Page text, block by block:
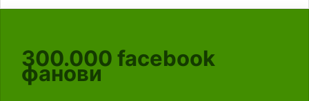
300.000 facebook
фанови